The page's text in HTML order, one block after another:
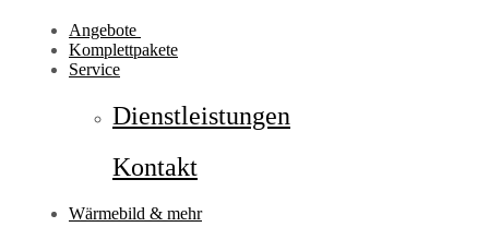
Angebote
Komplettpakete
Service
Dienstleistungen
Kontakt
Wärmebild & mehr